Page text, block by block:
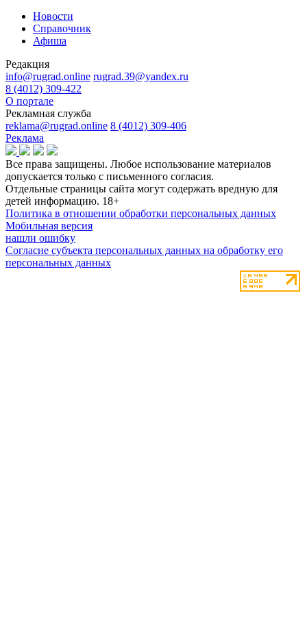
Новости
Справочник
Афиша
Редакция
info@rugrad.online rugrad.39@yandex.ru
8 (4012) 309-422
О портале
Рекламная служба
reklama@rugrad.online 8 (4012) 309-406
Реклама
Все права защищены. Любое использование материалов
допускается только с письменного согласия.
Отдельные страницы сайта могут содержать вредную для
детей информацию. 18+
Политика в отношении обработки персональных данных
Мобильная версия
нашли ошибку
Согласие субъекта персональных данных на обработку его
персональных данных